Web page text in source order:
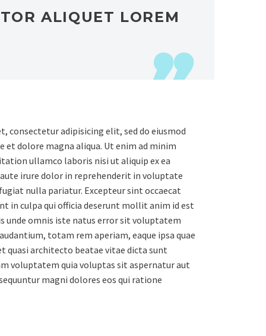
ALIQUET LOREM
consectetur adipisicing elit, sed do eiusmod
dolore magna aliqua. Ut enim ad minim
ullamco laboris nisi ut aliquip ex ea
irure dolor in reprehenderit in voluptate
nulla pariatur. Excepteur sint occaecat
in culpa qui officia deserunt mollit anim id est
unde omnis iste natus error sit voluptatem
totam rem aperiam, eaque ipsa quae
quasi architecto beatae vitae dicta sunt
voluptatem quia voluptas sit aspernatur aut
magni dolores eos qui ratione